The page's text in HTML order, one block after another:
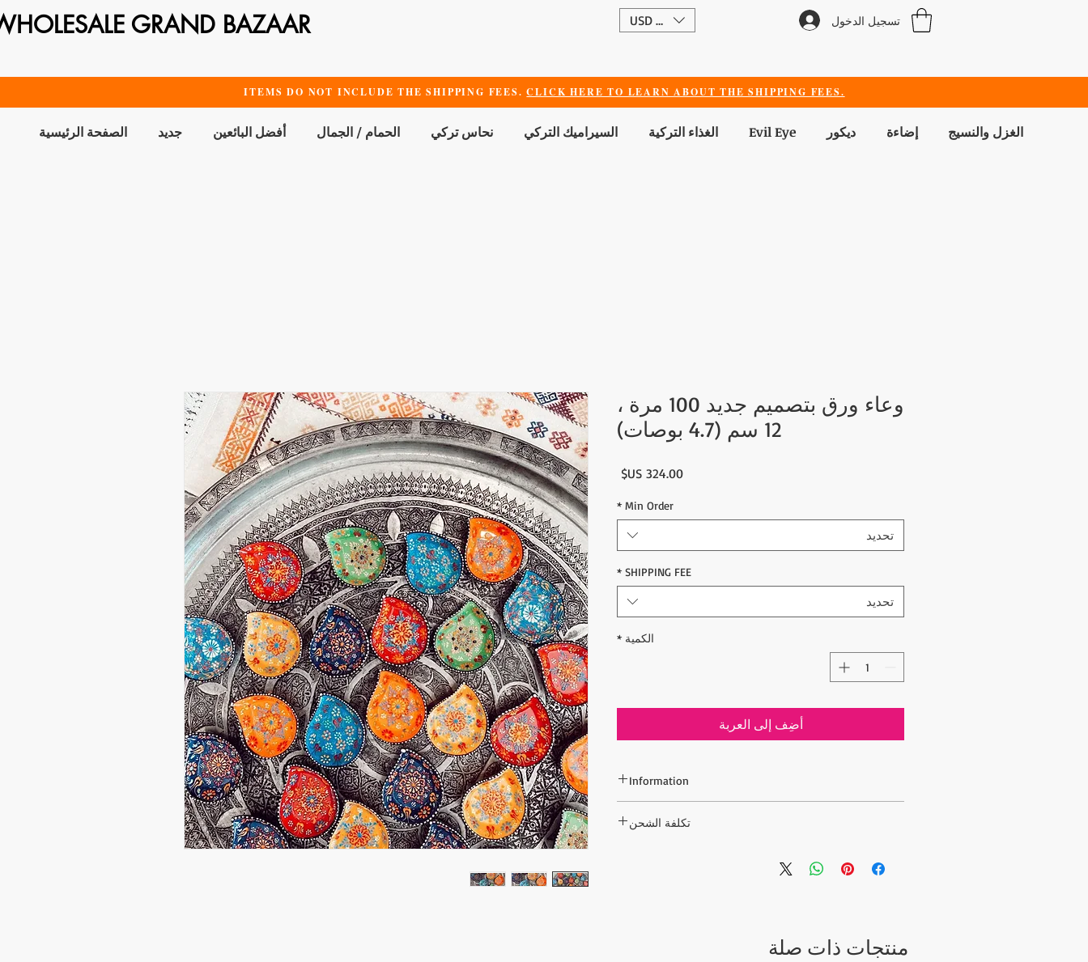
GRAND BAZAAR USD ($) تسجيل الدخول
ITEMS DO NOT INCLUDE THE SHIPPING FEES.CLICK HERE TO LEARN ABOUT THE SHIPPING FEES.
الصفحة الرئيسية جديد أفضل البائعين الحمام / الجمال نحاس تركي السيراميك التركي الغذاء التركية Evil Eye ديكور إضاءة الغزل والنسيج
وعاء ورق بتصميم جديد 100 مرة ،
12 سم (4.7 بوصات)
Min Order
*
تحديد
SHIPPING FEE
*
تحديد
الكمية *
أضِف إلى العربة
Information
تكلفة الشحن
يتم احتساب تكلفة الشحن بعد تقديم الطلب ونبلغ تكلفة
contact@wholesalegrandbazaar.comمنتجات ذات صلة